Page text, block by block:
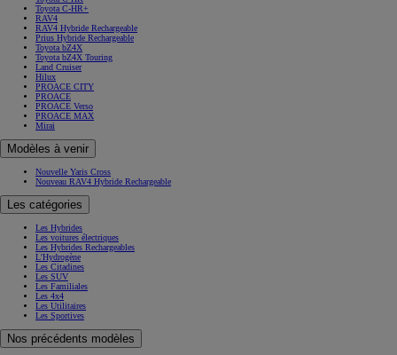
Toyota C-HR+
RAV4
RAV4 Hybride Rechargeable
Prius Hybride Rechargeable
Toyota bZ4X
Toyota bZ4X Touring
Land Cruiser
Hilux
PROACE CITY
PROACE
PROACE Verso
PROACE MAX
Mirai
Modèles à venir
Nouvelle Yaris Cross
Nouveau RAV4 Hybride Rechargeable
Les catégories
Les Hybrides
Les voitures électriques
Les Hybrides Rechargeables
L'Hydrogène
Les Citadines
Les SUV
Les Familiales
Les 4x4
Les Utilitaires
Les Sportives
Nos précédents modèles